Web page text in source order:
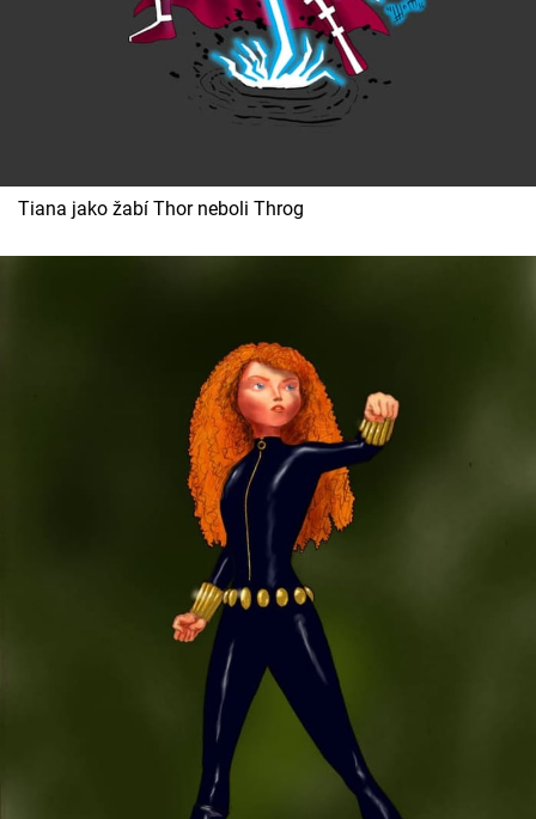
Tiana jako žabí Thor neboli Throg